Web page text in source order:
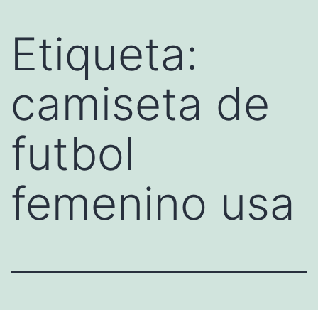
Etiqueta:
camiseta de
futbol
femenino usa